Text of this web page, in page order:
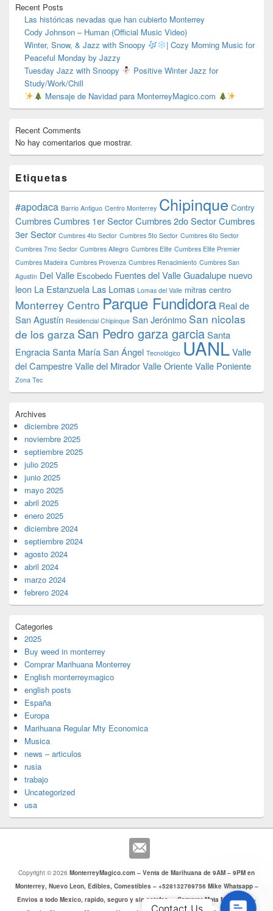
Recent Posts
Las históricas nevadas que han cubierto Monterrey
Cody Johnson – Human (Official Music Video)
Winter, Snow, & Jazz with Snoopy
| Cozy Morning Music for
Peaceful Monday by Jazzy
Tuesday Jazz with Snoopy
Positive Winter Jazz for
Study/Work/Chill
Mensaje de Navidad para MonterreyMagico.com
Recent Comments
No hay comentarios que mostrar.
Etiquetas
#apodaca Barrio Antiguo Centro Monterrey Chipinque Contry
CumbresCumbres 1er SectorCumbres 2do SectorCumbres
3er Sector Cumbres 4to Sector Cumbres 5to Sector Cumbres 6to Sector
Cumbres 7mo Sector Cumbres Allegro Cumbres Elite Cumbres Elite Premier
Cumbres Madeira Cumbres Provenza Cumbres Renacimiento Cumbres San
Agustín Del Valle Escobedo Fuentes del ValleGuadalupe nuevo
leon La Estanzuela Las Lomas Lomas del Valle mitras centro
Monterrey Centro Parque Fundidora Real de
San Agustín Residencial Chipinque San Jerónimo San nicolas
de los garza San Pedro garza garciaSanta
EngraciaSanta MaríaSan Ángel Tecnológico UANLValle
del CampestreValle del MiradorValle OrienteValle Poniente
Zona Tec
Archives
diciembre 2025
noviembre 2025
septiembre 2025
julio 2025
junio 2025
mayo 2025
abril 2025
enero 2025
diciembre 2024
septiembre 2024
agosto 2024
abril 2024
marzo 2024
febrero 2024
Categories
2025
Buy weed in monterrey
Comprar Marihuana Monterrey
English monterreymagico
english posts
España
Europa
Marihuana Regular Mty Economica
Musica
news – articulos
rusia
trabajo
Uncategorized
usa
Copyright © 2026 MonterreyMagico.com – Venta de Marihuana de 9AM – 9PM en
Monterrey, Nuevo Leon, Edibles, Comestibles – +528132769756 Mike Whatsapp –
Envios a todo Mexico, rapido, seguro y sin estafas. – Comprar Mota Monterrey –
Contact Us